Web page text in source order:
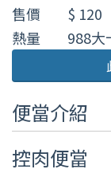
售價
$ 120
熱量
988大
便當介紹
控肉便當